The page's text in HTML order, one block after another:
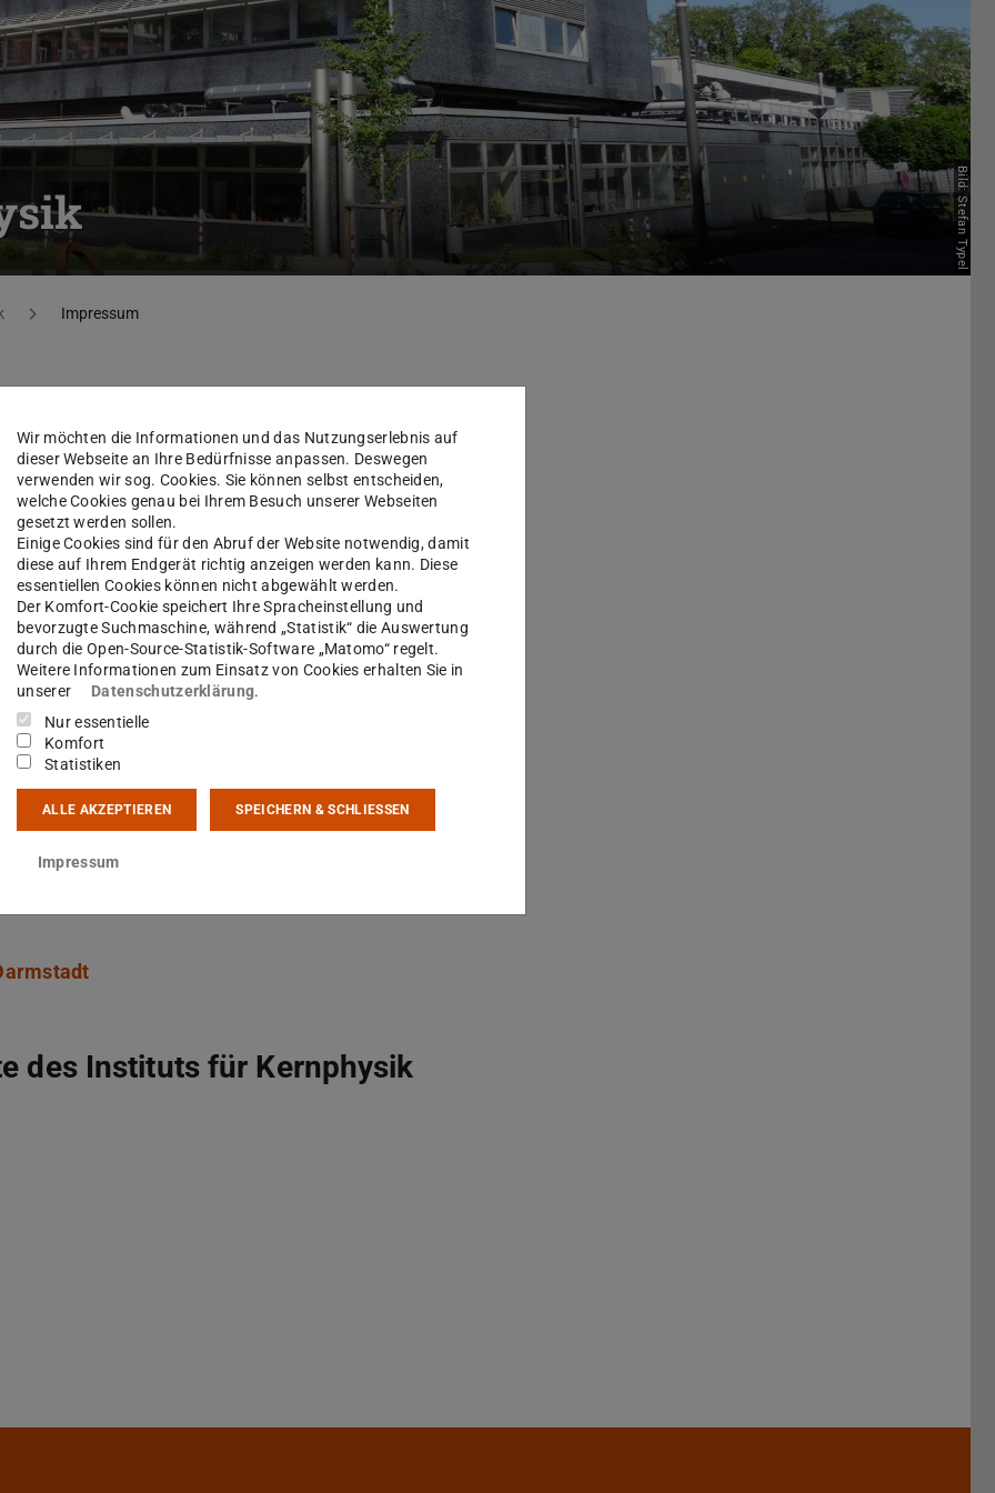
Bild: Stefan Typel
Impressum
von:
Universität Darmstadt, Prof. Dr. Tanja Brühl
Körperschaft des öffentlichen
HHG (Hessisches Hochschulgesetz vom 14.
Treten des TU Darmstadt-Gesetzes (Gesetz
Universität Darmstadt vom 05.
14. Dezember 2009, GVBl. I S. 699) ist sie
des Instituts für Kernphysik
Wir möchten die Informationen und das Nutzungserlebnis auf
dieser Webseite an Ihre Bedürfnisse anpassen. Deswegen
verwenden wir sog. Cookies. Sie können selbst entscheiden,
welche Cookies genau bei Ihrem Besuch unserer Webseiten
gesetzt werden sollen.
Einige Cookies sind für den Abruf der Website notwendig, damit
diese auf Ihrem Endgerät richtig anzeigen werden kann. Diese
essentiellen Cookies können nicht abgewählt werden.
Der Komfort-Cookie speichert Ihre Spracheinstellung und
bevorzugte Suchmaschine, während „Statistik“ die Auswertung
durch die Open-Source-Statistik-Software „Matomo“ regelt.
Weitere Informationen zum Einsatz von Cookies erhalten Sie in
unserer
Datenschutzerklärung.
Nur essentielle
Komfort
Statistiken
ALLE AKZEPTIEREN SPEICHERN & SCHLIESSEN
Impressum